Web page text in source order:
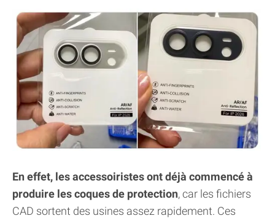
En effet, les accessoiristes ont déjà commencé à
produire les coques de protection, car les fichiers
CAD sortent des usines assez rapidement. Ces